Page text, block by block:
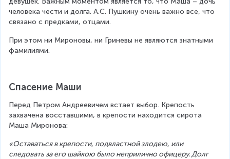
человека чести и долга. А.С. Пушкину очень важно все, что
связано с предками, отцами.
При этом ни Мироновы, ни Гриневы не являются знатными
фамилиями.
Спасение Маши
Перед Петром Андреевичем встает выбор. Крепость
захвачена восставшими, в крепости находится сирота
Маша Миронова:
«Оставаться в крепости, подвластной злодею, или
следовать за его шайкою было неприлично офицеру. Долг